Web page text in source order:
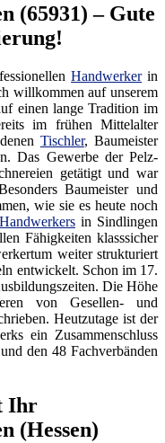
(65931) – Gute
Handwerkerin
willkommen auf unserem
einen lange Tradition im
im frühen Mittelalter
Tischler, Baumeister
Das Gewerbe der Pelz-
getätigt und war
Baumeister und
wie sie es heute noch
Handwerkers in Sindlingen
Fähigkeiten klasssicher
weiter strukturiert
entwickelt. Schon im 17.
Die Höhe
von Gesellen- und
Heutzutage ist der
ein Zusammenschluss
den 48 Fachverbänden
Ihr
(Hessen)